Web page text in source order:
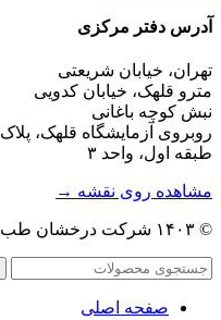
آدرس دفتر مرکزی
تهران، خیابان شریعتی
مترو قلهک، خیابان کدویی
نبش کوچه باغانی
روبروی آزمایشگاه قلهک، پلاک ۱۶
طبقه اول، واحد ۳
مشاهده روی نقشه →
© ۱۴۰۳ شرکت درخشان طب سعادت. تمامی حقوق محفوظ است.
صفحه اصلی